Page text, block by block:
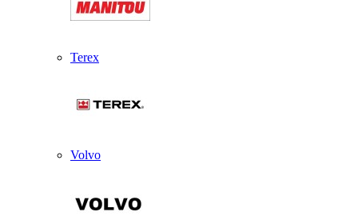
Terex
Volvo